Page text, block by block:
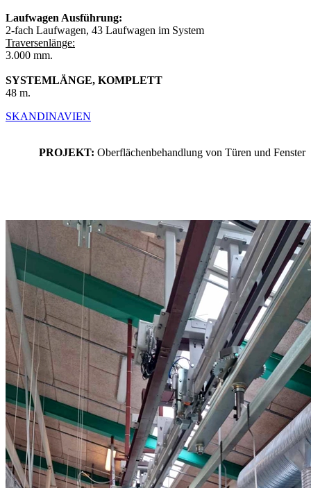
Laufwagen Ausführung:
2-fach Laufwagen, 43 Laufwagen im System
Traversenlänge:
3.000 mm.
SYSTEMLÄNGE, KOMPLETT
48 m.
SKANDINAVIEN
PROJEKT: Oberflächenbehandlung von Türen und Fenster